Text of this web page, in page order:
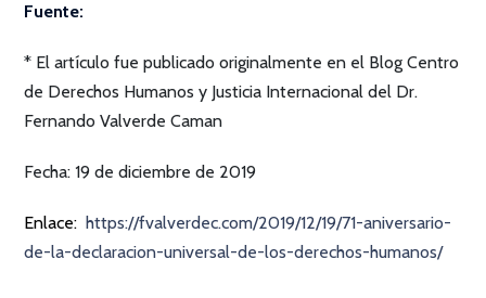
Fuente:
* El artículo fue publicado originalmente en el Blog Centro
de Derechos Humanos y Justicia Internacional del Dr.
Fernando Valverde Caman
Fecha: 19 de diciembre de 2019
Enlace:https://fvalverdec.com/2019/12/19/71-aniversario-
de-la-declaracion-universal-de-los-derechos-humanos/